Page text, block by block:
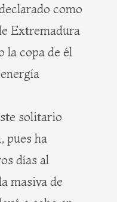
como
Extremadura
la copa de él
solitario
pues ha
días al
masiva de